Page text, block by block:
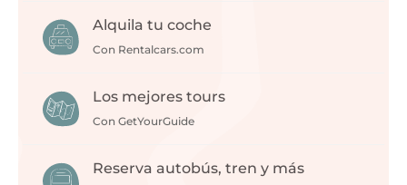
Alquila tu coche
Con Rentalcars.com
Los mejores tours
Con GetYourGuide
Reserva autobús, tren y más